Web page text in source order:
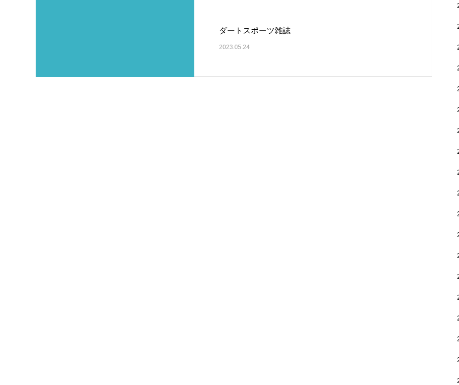
ダートスポーツ雑誌
2023.05.24